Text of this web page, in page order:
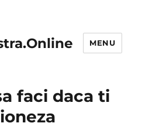
MENU
faci daca ti